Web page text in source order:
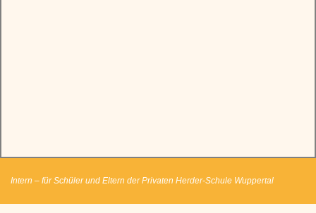
Intern – für Schüler und Eltern der Privaten Herder-Schule Wuppertal